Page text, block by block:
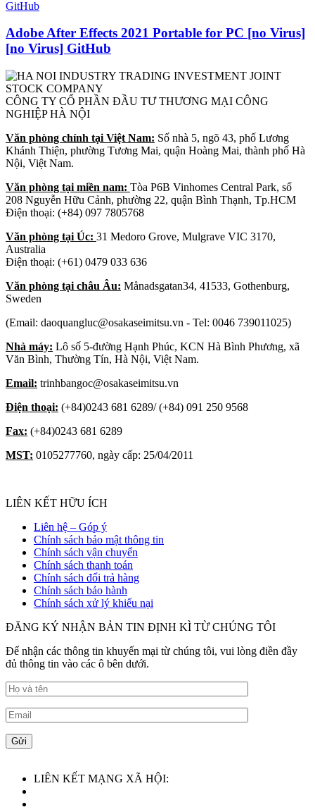
Adobe After Effects 2021 Portable for PC [no Virus]
[no Virus] GitHub
CÔNG TY CỔ PHẦN ĐẦU TƯ THƯƠNG MẠI CÔNG
NGHIỆP HÀ NỘI
Văn phòng chính tại Việt Nam: Số nhà 5, ngõ 43, phố Lương
Khánh Thiện, phường Tương Mai, quận Hoàng Mai, thành phố Hà
Nội, Việt Nam.
Văn phòng tại miền nam: Tòa P6B Vinhomes Central Park, số
208 Nguyễn Hữu Cảnh, phường 22, quận Bình Thạnh, Tp.HCM
Điện thoại: (+84) 097 7805768
Văn phòng tại Úc: 31 Medoro Grove, Mulgrave VIC 3170,
Australia
Điện thoại: (+61) 0479 033 636
Văn phòng tại châu Âu: Månadsgatan34, 41533, Gothenburg,
Sweden
(Email: daoquangluc@osakaseimitsu.vn - Tel: 0046 739011025)
Nhà máy: Lô số 5-đường Hạnh Phúc, KCN Hà Bình Phương, xã
Văn Bình, Thường Tín, Hà Nội, Việt Nam.
Email: trinhbangoc@osakaseimitsu.vn
Điện thoại: (+84)0243 681 6289/ (+84) 091 250 9568
Fax: (+84)0243 681 6289
MST: 0105277760, ngày cấp: 25/04/2011
LIÊN KẾT HỮU ÍCH
Liên hệ – Góp ý
Chính sách bảo mật thông tin
Chính sách vận chuyển
Chính sách thanh toán
Chính sách đổi trả hàng
Chính sách bảo hành
Chính sách xử lý khiếu nại
ĐĂNG KÝ NHẬN BẢN TIN ĐỊNH KÌ TỪ CHÚNG TÔI
Để nhận các thông tin khuyến mại từ chúng tôi, vui lòng điền đầy
đủ thông tin vào các ô bên dưới.
LIÊN KẾT MẠNG XÃ HỘI: